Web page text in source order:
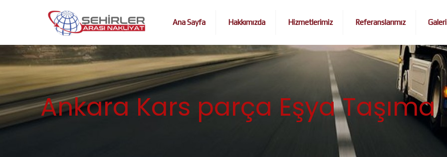
Ana Sayfa Hakkımızda Hizmetlerimiz Referanslarımız Galeri
Ankara Kars parça Eşya Taşıma